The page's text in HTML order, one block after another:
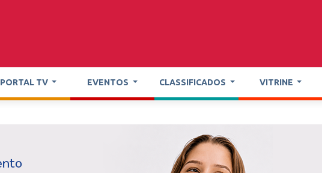
PORTAL TV EVENTOS CLASSIFICADOS VITRINE